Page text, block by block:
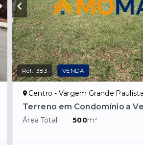
Ref.:383 VENDA
Centro - Vargem Grande
Terreno em Condomínio a
Área Total 500m²